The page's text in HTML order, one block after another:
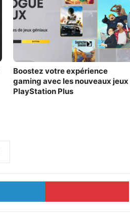
Boostez votre expérience
gaming avec les nouveaux jeux
PlayStation Plus
Linkedin